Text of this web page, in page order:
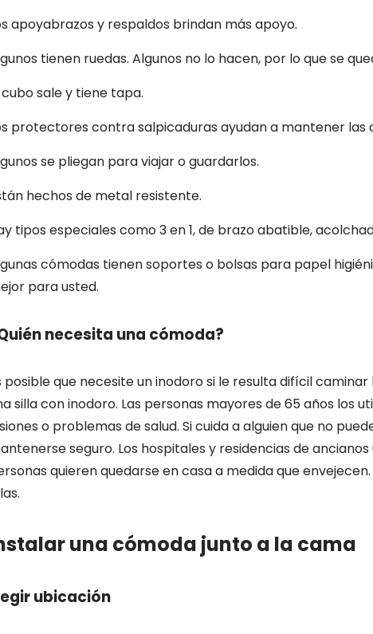
apoyabrazos y respaldos brindan más apoyo.
tienen ruedas. Algunos no lo hacen, por lo que se
cubo sale y tiene tapa.
protectores contra salpicaduras ayudan a mantener las
se pliegan para viajar o guardarlos.
hechos de metal resistente.
tipos especiales como 3 en 1, de brazo abatible,
cómodas tienen soportes o bolsas para papel
para usted.
necesita una cómoda?
posible que necesite un inodoro si le resulta difícil
silla con inodoro. Las personas mayores de 65 años los
o problemas de salud. Si cuida a alguien que no
seguro. Los hospitales y residencias de
quieren quedarse en casa a medida que
una cómoda junto a la cama
ubicación